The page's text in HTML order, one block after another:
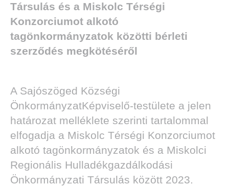
Társulás és a Miskolc Térségi
Konzorciumot alkotó
tagönkormányzatok közötti bérleti
szerződés megkötéséről
A Sajószöged Községi
ÖnkormányzatKépviselő-testülete a jelen
határozat melléklete szerinti tartalommal
elfogadja a Miskolc Térségi Konzorciumot
alkotó tagönkormányzatok és a Miskolci
Regionális Hulladékgazdálkodási
Önkormányzati Társulás között 2023.